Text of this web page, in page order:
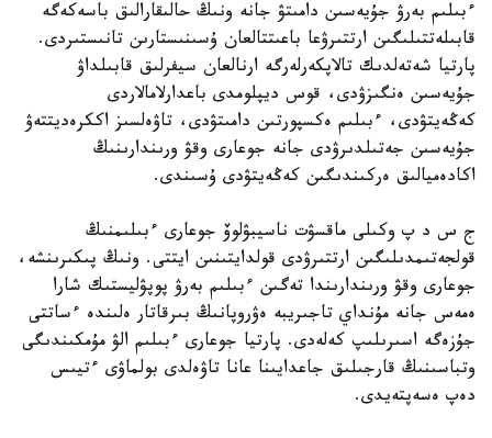
ءبىلىم بەرۋ جۇيەسىن دامىتۋ جانە ونىڭ حالىقارالىق باسەكەگە
قابىلەتتىلىگىن ارتتىرۋعا باعىتتالعان ۇسىنىستارىن تانىستىردى.
پارتيا شەتەلدىك تالاپكەرلەرگە ارنالعان سيفرلىق قابىلداۋ
جۇيەسىن ەنگىزۋدى، قوس ديپلومدى باعدارلامالاردى
كەڭەيتۋدى، ءبىلىم ەكسپورتىن دامىتۋدى، تاۋەلسىز اككرەديتتەۋ
جۇيەسىن جەتىلدىرۋدى جانە جوعارى وقۋ ورىندارىنىڭ
اكادەميالىق ەركىندىگىن كەڭەيتۋدى ۇسىندى.
ج س د پ وكىلى ماقسۋت ناسيبۋلوۆ جوعارى ءبىلىمنىڭ
قولجەتىمدىلىگىن ارتتىرۋدى قولدايتىنىن ايتتى. ونىڭ پىكىرىنشە،
جوعارى وقۋ ورىندارىندا تەگىن ءبىلىم بەرۋ پوپۋليستىك شارا
ەمەس جانە مۇنداي تاجىريبە ەۋروپانىڭ بىرقاتار ەلىندە ءساتتى
جۇزەگە اسىرىلىپ كەلەدى. پارتيا جوعارى ءبىلىم الۋ مۇمكىندىگى
وتباسىنىڭ قارجىلىق جاعدايىنا عانا تاۋەلدى بولماۋى ءتيىس
دەپ ەسەپتەيدى.